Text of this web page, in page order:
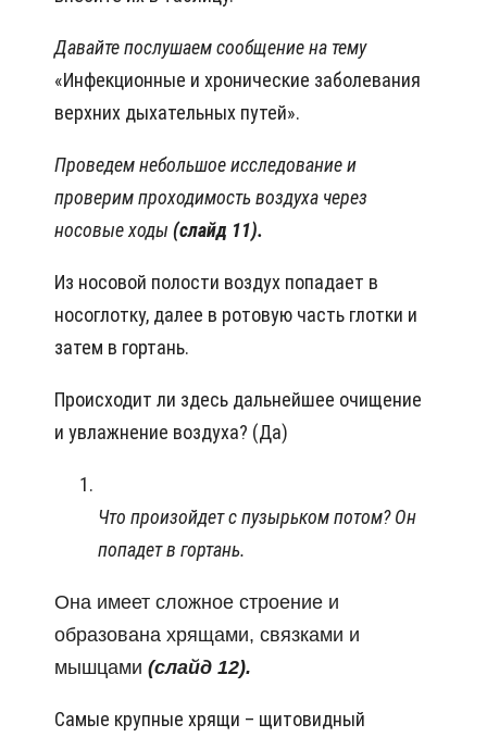
Давайте послушаем сообщение на тему
«Инфекционные и хронические заболевания
верхних дыхательных путей».
Проведем небольшое исследование и
проверим проходимость воздуха через
носовые ходы (слайд 11).
Из носовой полости воздух попадает в
носоглотку, далее в ротовую часть глотки и
затем в гортань.
Происходит ли здесь дальнейшее очищение
и увлажнение воздуха? (Да)
Что произойдет с пузырьком потом? Он
попадет в гортань.
Она имеет сложное строение и
образована хрящами, связками и
мышцами (слайд 12).
Самые крупные хрящи – щитовидный